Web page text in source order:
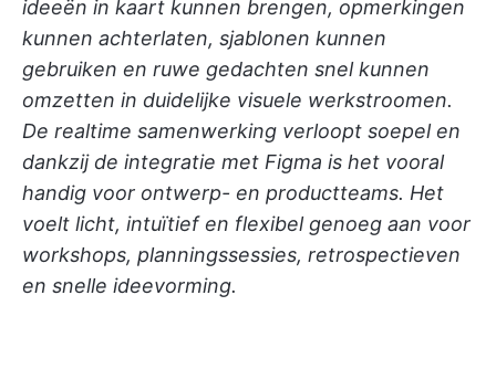
ideeën in kaart kunnen brengen, opmerkingen
kunnen achterlaten, sjablonen kunnen
gebruiken en ruwe gedachten snel kunnen
omzetten in duidelijke visuele werkstroomen.
De realtime samenwerking verloopt soepel en
dankzij de integratie met Figma is het vooral
handig voor ontwerp- en productteams. Het
voelt licht, intuïtief en flexibel genoeg aan voor
workshops, planningssessies, retrospectieven
en snelle ideevorming.